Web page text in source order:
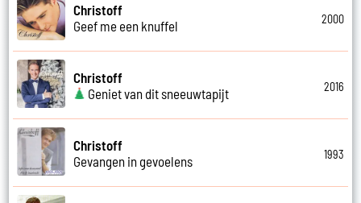
Christoff
Geef me een knuffel
2000
Christoff
Geniet van dit sneeuwtapijt
2016
Christoff
Gevangen in gevoelens
1993